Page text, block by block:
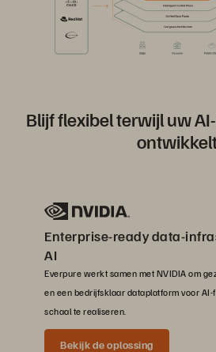
Blijf flexibel terwijl uw
Enterprise-ready data-
AI
Everpure werkt samen met NVIDIA om
en een bedrijfsklaar dataplatform voor
schaal te realiseren.
Bekijk de oplossing